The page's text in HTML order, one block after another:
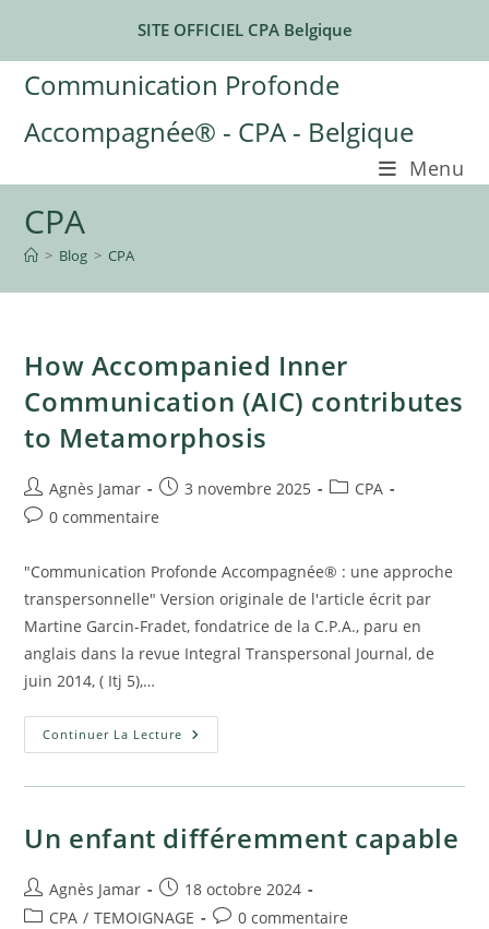
content
SITE OFFICIEL CPA Belgique
Communication Profonde
Accompagnée® - CPA - Belgique
Menu
CPA
> Blog > CPA
How Accompanied Inner
Communication (AIC) contributes
to Metamorphosis
Auteur/autrice
de
Agnès Jamar
Publication
3 novembre 2025
PostCPA
Commentaires
la
publication :
0 commentaire
"Communication Profonde Accompagnée® : une approche
transpersonnelle" Version originale de l'article écrit par
Martine Garcin-Fradet, fondatrice de la C.P.A., paru en
anglais dans la revue Integral Transpersonal Journal, de
juin 2014, ( Itj 5),…
Continuer La Lecture How
Accompanied
To
Metamorphosis
Un enfant différemment capable
Auteur/autrice
de
Agnès Jamar
Publication
publiée :
18 octobre 2024
PostCPA / TEMOIGNAGE
Commentaires
0 commentaire